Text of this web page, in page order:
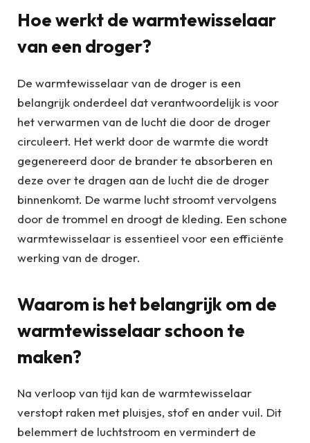
Hoe werkt de warmtewisselaar
van een droger?
De warmtewisselaar van de droger is een
belangrijk onderdeel dat verantwoordelijk is voor
het verwarmen van de lucht die door de droger
circuleert. Het werkt door de warmte die wordt
gegenereerd door de brander te absorberen en
deze over te dragen aan de lucht die de droger
binnenkomt. De warme lucht stroomt vervolgens
door de trommel en droogt de kleding. Een schone
warmtewisselaar is essentieel voor een efficiënte
werking van de droger.
Waarom is het belangrijk om de
warmtewisselaar schoon te
maken?
Na verloop van tijd kan de warmtewisselaar
verstopt raken met pluisjes, stof en ander vuil. Dit
belemmert de luchtstroom en vermindert de